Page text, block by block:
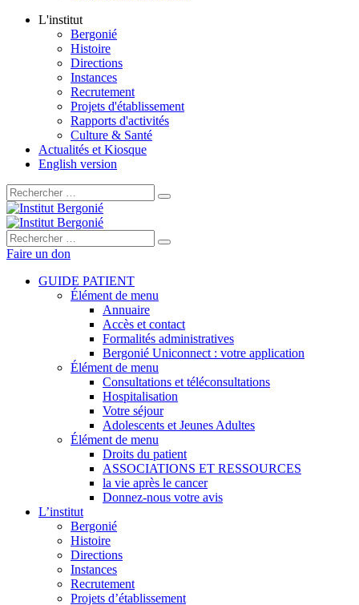
L'institut
Bergonié
Histoire
Directions
Instances
Recrutement
Projets d'établissement
Rapports d'activités
Culture & Santé
Actualités et Kiosque
English version
Rechercher :
Rechercher :
Faire un don
GUIDE PATIENT
Élément de menu
Annuaire
Accès et contact
Formalités administratives
Bergonié Uniconnect : votre application
Élément de menu
Consultations et téléconsultations
Hospitalisation
Votre séjour
Adolescents et Jeunes Adultes
Élément de menu
Droits du patient
ASSOCIATIONS ET RESSOURCES
la vie après le cancer
Donnez-nous votre avis
L’institut
Bergonié
Histoire
Directions
Instances
Recrutement
Projets d’établissement